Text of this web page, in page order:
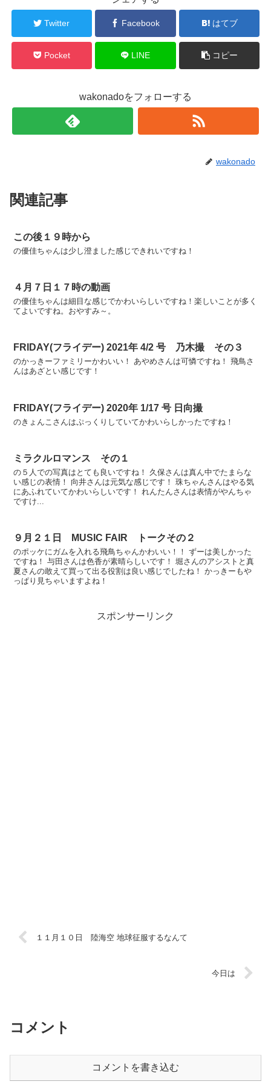
Twitter Facebook はてブ
Pocket LINE コピー
wakonadoをフォローする
wakonado
関連記事
この後１９時から
の優佳ちゃんは少し澄ました感じできれいですね！
４月７日１７時の動画
の優佳ちゃんは細目な感じでかわいらしいですね！楽しいことが多く
てよいですね。おやすみ～。
FRIDAY(フライデー) 2021年 4/2 号 乃木撮 その３
のかっきーファミリーかわいい！ あやめさんは可憐ですね！ 飛鳥さ
んはあざとい感じです！
FRIDAY(フライデー) 2020年 1/17 号 日向撮
のきょんこさんはぷっくりしていてかわいらしかったですね！
ミラクルロマンス その１
の５人での写真はとても良いですね！ 久保さんは真ん中でたまらな
い感じの表情！ 向井さんは元気な感じです！ 珠ちゃんさんはやる気
にあふれていてかわいらしいです！ れんたんさんは表情がやんちゃ
ですけ...
９月２１日 MUSIC FAIR トークその２
のポッケにガムを入れる飛鳥ちゃんかわいい！！ ずーは美しかった
ですね！ 与田さんは色香が素晴らしいです！ 堀さんのアシストと真
夏さんの敢えて買って出る役割は良い感じでしたね！ かっきーもや
っぱり見ちゃいますよね！
スポンサーリンク
１１月１０日 陸海空 地球征服するなんて
今日は
コメント
コメントを書き込む